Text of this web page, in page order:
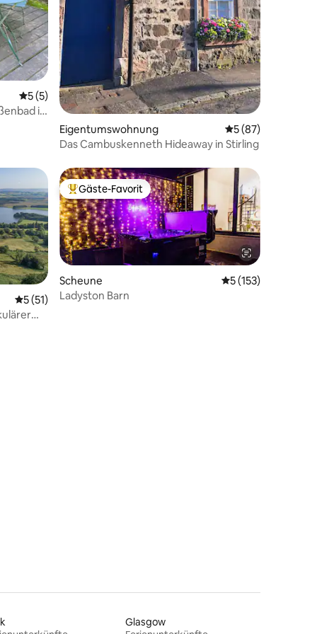
Durchschnittliche Bewertung: 5 von 5, 5 Bewertungen
5 (5)
in
Eigentumswohnung Durchschnittliche
5 (87)
Das Cambuskenneth Hideaway in Stirling
Durchschnittliche Bewertung: 5 von 5, 51 Bewertungen
5 (51)
Beliebter Gäste-Favorit.
Gäste-Favorit
Scheune Durchschnittliche
5 (153)
Ladyston Barn
Glasgow